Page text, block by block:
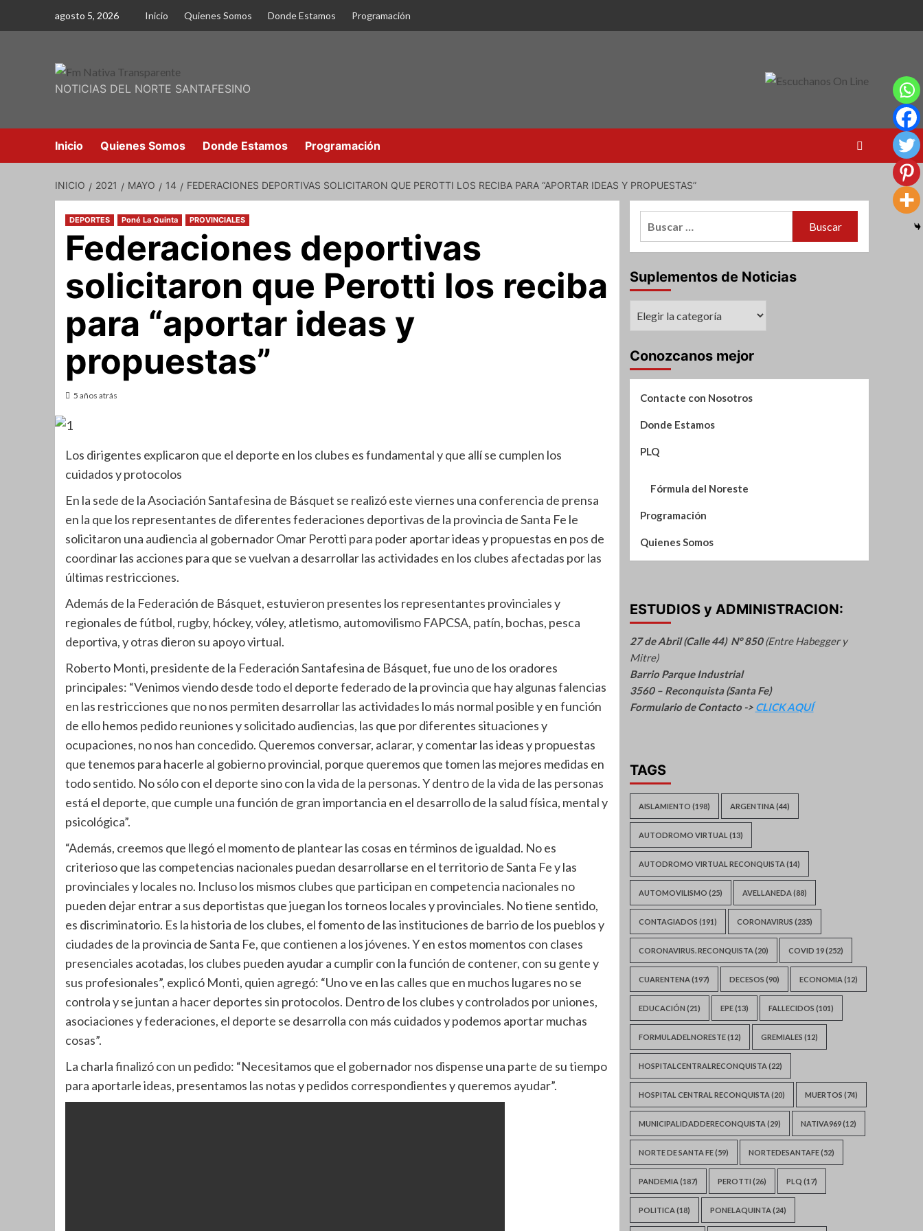
agosto 5, 2026 Inicio Quienes Somos Donde Estamos Programación
NOTICIAS DEL NORTE SANTAFESINO
Inicio Quienes Somos Donde Estamos Programación
INICIO 2021 MAYO 14 FEDERACIONES DEPORTIVAS SOLICITARON QUE PEROTTI LOS RECIBA PARA “APORTAR IDEAS Y PROPUESTAS”
DEPORTES Poné La Quinta PROVINCIALES
Federaciones deportivas
solicitaron que Perotti los reciba
para “aportar ideas y
propuestas”
5 años atrás
Los dirigentes explicaron que el deporte en los clubes es fundamental y que allí se cumplen los
cuidados y protocolos
En la sede de la Asociación Santafesina de Básquet se realizó este viernes una conferencia de prensa
en la que los representantes de diferentes federaciones deportivas de la provincia de Santa Fe le
solicitaron una audiencia al gobernador Omar Perotti para poder aportar ideas y propuestas en pos de
coordinar las acciones para que se vuelvan a desarrollar las actividades en los clubes afectadas por las
últimas restricciones.
Además de la Federación de Básquet, estuvieron presentes los representantes provinciales y
regionales de fútbol, rugby, hóckey, vóley, atletismo, automovilismo FAPCSA, patín, bochas, pesca
deportiva, y otras dieron su apoyo virtual.
Roberto Monti, presidente de la Federación Santafesina de Básquet, fue uno de los oradores
principales: “Venimos viendo desde todo el deporte federado de la provincia que hay algunas falencias
en las restricciones que no nos permiten desarrollar las actividades lo más normal posible y en función
de ello hemos pedido reuniones y solicitado audiencias, las que por diferentes situaciones y
ocupaciones, no nos han concedido. Queremos conversar, aclarar, y comentar las ideas y propuestas
que tenemos para hacerle al gobierno provincial, porque queremos que tomen las mejores medidas en
todo sentido. No sólo con el deporte sino con la vida de la personas. Y dentro de la vida de las personas
está el deporte, que cumple una función de gran importancia en el desarrollo de la salud física, mental y
psicológica”.
“Además, creemos que llegó el momento de plantear las cosas en términos de igualdad. No es
criterioso que las competencias nacionales puedan desarrollarse en el territorio de Santa Fe y las
provinciales y locales no. Incluso los mismos clubes que participan en competencia nacionales no
pueden dejar entrar a sus deportistas que juegan los torneos locales y provinciales. No tiene sentido,
es discriminatorio. Es la historia de los clubes, el fomento de las instituciones de barrio de los pueblos y
ciudades de la provincia de Santa Fe, que contienen a los jóvenes. Y en estos momentos con clases
presenciales acotadas, los clubes pueden ayudar a cumplir con la función de contener, con su gente y
sus profesionales”, explicó Monti, quien agregó: “Uno ve en las calles que en muchos lugares no se
controla y se juntan a hacer deportes sin protocolos. Dentro de los clubes y controlados por uniones,
asociaciones y federaciones, el deporte se desarrolla con más cuidados y podemos aportar muchas
cosas”.
La charla finalizó con un pedido: “Necesitamos que el gobernador nos dispense una parte de su tiempo
para aportarle ideas, presentamos las notas y pedidos correspondientes y queremos ayudar”.
Suplementos de Noticias
Conozcanos mejor
Contacte con Nosotros
Donde Estamos
PLQ
Fórmula del Noreste
Programación
Quienes Somos
ESTUDIOS y ADMINISTRACION:
27 de Abril (Calle 44) N° 850(Entre Habegger y
Mitre)
Barrio Parque Industrial
3560 – Reconquista (Santa Fe)
Formulario de Contacto -> CLICK AQUÍ
TAGS
AISLAMIENTO (198) ARGENTINA(44)
AUTODROMO VIRTUAL (13)
AUTODROMO VIRTUAL RECONQUISTA(14)
AUTOMOVILISMO (25) AVELLANEDA(88)
CONTAGIADOS (191) CORONAVIRUS (235)
CORONAVIRUS. RECONQUISTA(20) COVID 19(252)
CUARENTENA(197) DECESOS (90) ECONOMIA(12)
EDUCACIÓN (21) EPE(13) FALLECIDOS (101)
FORMULADELNORESTE(12) GREMIALES (12)
HOSPITALCENTRALRECONQUISTA(22)
HOSPITAL CENTRAL RECONQUISTA(20) MUERTOS (74)
MUNICIPALIDADDERECONQUISTA(29) NATIVA969(12)
NORTE DE SANTA FE(59) NORTEDESANTAFE(52)
PANDEMIA(187) PEROTTI (26) PLQ (17)
POLITICA(18) PONELAQUINTA(24)